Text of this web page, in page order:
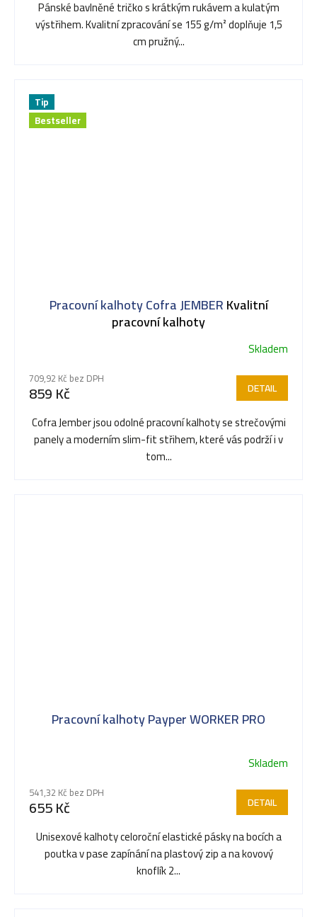
Pánské bavlněné tričko s krátkým rukávem a kulatým
výstřihem. Kvalitní zpracování se 155 g/m² doplňuje 1,5
cm pružný...
Tip
Bestseller
Pracovní kalhoty Cofra JEMBERKvalitní
pracovní kalhoty
produktu
je
5,0
Skladem
709,92 Kč bez DPH
859 Kč DETAIL
Cofra Jember jsou odolné pracovní kalhoty se strečovými
panely a moderním slim-fit střihem, které vás podrží i v
tom...
Pracovní kalhoty Payper WORKER PRO
Skladem
541,32 Kč bez DPH
655 Kč DETAIL
Unisexové kalhoty celoroční elastické pásky na bocích a
poutka v pase zapínání na plastový zip a na kovový
knoflík 2...